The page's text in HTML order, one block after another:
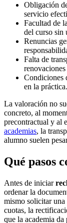
Obligación
servicio
Facultad de
del curso sin
Renuncias
Falta de
renovaciones
Condiciones
en la práctica.
La valoración no
concreto, al
precontractual y al
academias, la
alumno suelen
Qué pasos
Antes de iniciar
ordenar la
mismo solicitar
cuotas, la
que la academia da